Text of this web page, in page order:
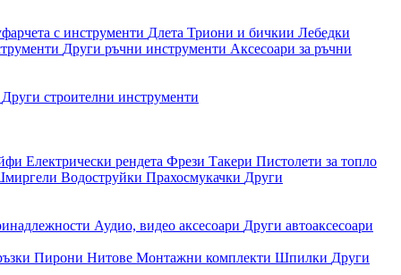
с инструменти Длета Триони и бичкии Лебедки
Други ръчни инструменти Аксесоари за ръчни
Други строителни инструменти
Електрически рендета Фрези Такери Пистолети за топло
Водоструйки Прахосмукачки Други
Аудио, видео аксесоари Други автоаксесоари
Пирони Нитове Монтажни комплекти Шпилки Други